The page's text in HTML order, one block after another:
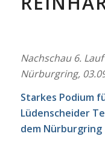
Nachschau 6.
Nürburgring,
Starkes Podium
Lüdenscheider
dem Nürburgring